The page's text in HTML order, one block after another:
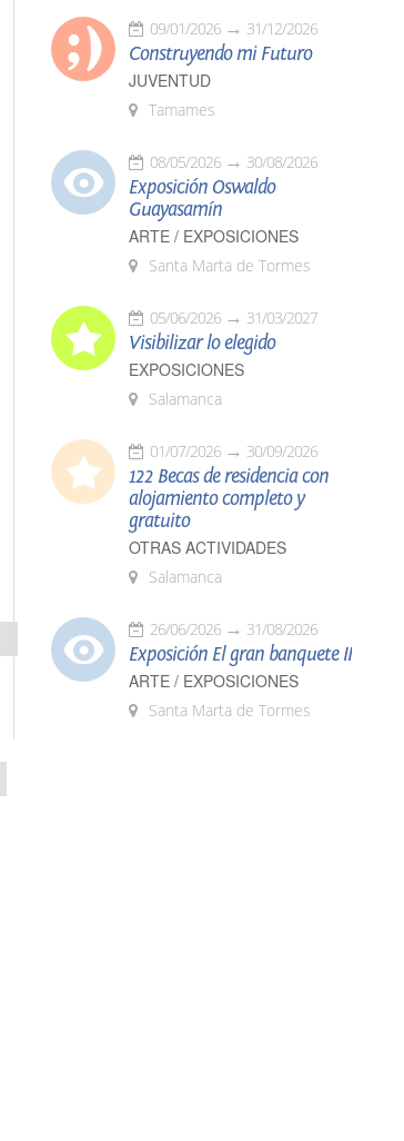
09/01/2026 31/12/2026
Construyendo mi Futuro
JUVENTUD
Tamames
08/05/2026 30/08/2026
Exposición Oswaldo
Guayasamín
ARTE / EXPOSICIONES
Santa Marta de Tormes
05/06/2026 31/03/2027
Visibilizar lo elegido
EXPOSICIONES
Salamanca
01/07/2026 30/09/2026
122 Becas de residencia con
alojamiento completo y
gratuito
OTRAS ACTIVIDADES
Salamanca
26/06/2026 31/08/2026
Exposición El gran banquete II
ARTE / EXPOSICIONES
Santa Marta de Tormes